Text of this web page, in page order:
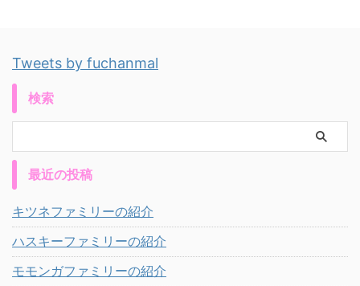
Tweets by fuchanmal
検索
最近の投稿
キツネファミリーの紹介
ハスキーファミリーの紹介
モモンガファミリーの紹介